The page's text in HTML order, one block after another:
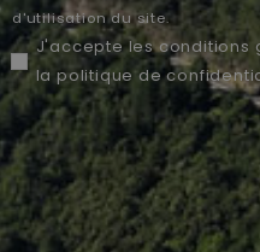
d'utilisation du site.
J'accepte lesconditions
la politique de